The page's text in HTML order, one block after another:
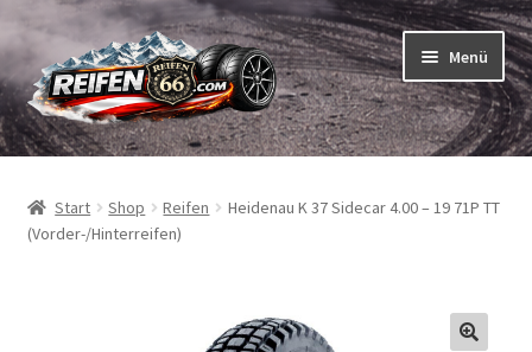
Zur
Navigation
springen
Zum
Inhalt
springen
Menü
Reifen
Schläuche
Start Shop Reifen
Heidenau K 37 Sidecar 4.00 – 19 71P TT
(Vorder-/Hinterreifen)